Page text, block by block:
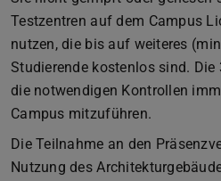
Testzentren auf dem Campus
nutzen, die bis auf weiteres
Studierende kostenlos sind.
die notwendigen Kontrollen
Campus mitzuführen.
Die Teilnahme an den
Nutzung des